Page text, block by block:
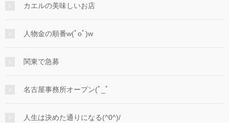
カエルの美味しいお店
人物金の順番w(ﾟoﾟ)w
関東で急募
名古屋事務所オープン(ﾟ_ﾟ
人生は決めた通りになる(^0^)/